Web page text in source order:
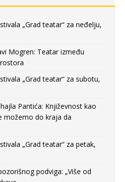
„Grad teatar“ za neđelju,
Mogren: Teatar između
„Grad teatar“ za subotu,
Pantića: Književnost kao
možemo do kraja da
„Grad teatar“ za petak,
podviga: „Više od